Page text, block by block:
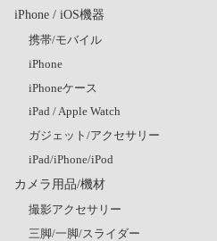
iPhone / iOS機器
携帯/モバイル
iPhone
iPhoneケース
iPad / Apple Watch
ガジェット/アクセサリー
iPad/iPhone/iPod
カメラ用品/機材
撮影アクセサリー
三脚/一脚/スライダー